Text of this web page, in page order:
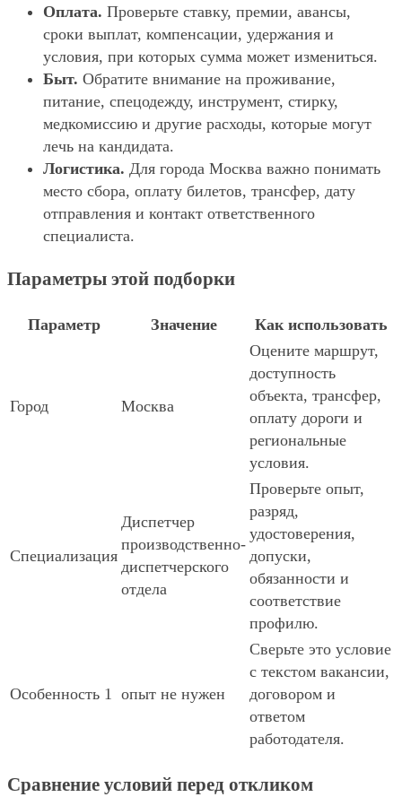
Оплата. Проверьте ставку, премии, авансы,
сроки выплат, компенсации, удержания и
условия, при которых сумма может измениться.
Быт. Обратите внимание на проживание,
питание, спецодежду, инструмент, стирку,
медкомиссию и другие расходы, которые могут
лечь на кандидата.
Логистика. Для города Москва важно понимать
место сбора, оплату билетов, трансфер, дату
отправления и контакт ответственного
специалиста.
Параметры этой подборки
Параметр Значение Как использовать
Город Москва
Оцените маршрут,
доступность
объекта, трансфер,
оплату дороги и
региональные
условия.
Специализация
Диспетчер
производственно-
диспетчерского
отдела
Проверьте опыт,
разряд,
удостоверения,
допуски,
обязанности и
соответствие
профилю.
Особенность 1 опыт не нужен
Сверьте это условие
с текстом вакансии,
договором и
ответом
работодателя.
Сравнение условий перед откликом